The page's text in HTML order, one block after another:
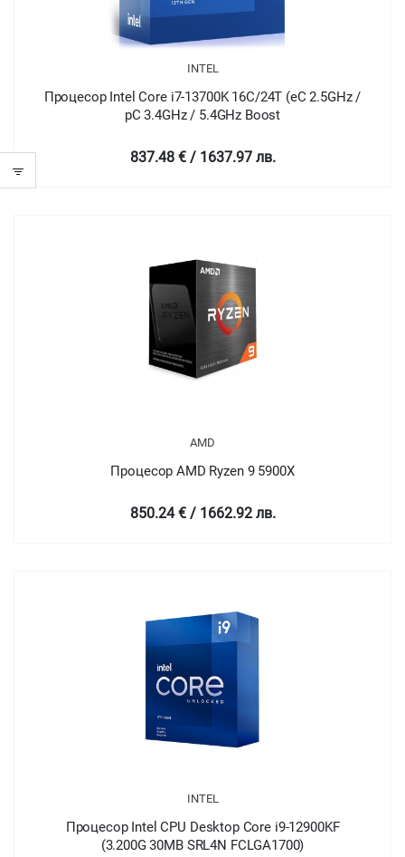
INTEL
Процесор Intel Core i7-13700K 16C/24T (eC 2.5GHz /
pC 3.4GHz / 5.4GHz Boost
837.48 € / 1637.97 лв.
AMD
Процесор AMD Ryzen 9 5900X
850.24 € / 1662.92 лв.
INTEL
Процесор Intel CPU Desktop Core i9-12900KF
(3.200G 30MB SRL4N FCLGA1700)